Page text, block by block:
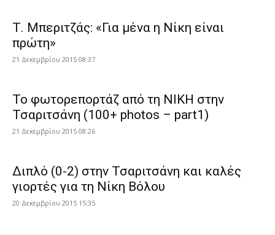
Τ. Μπεριτζάς: «Για μένα η Νίκη είναι
πρώτη»
21 Δεκεμβρίου 2015 08:37
Το φωτορεπορτάζ από τη ΝΙΚΗ στην
Τσαριτσάνη (100+ photos – part1)
21 Δεκεμβρίου 2015 08:26
Διπλό (0-2) στην Τσαριτσάνη και καλές
γιορτές για τη Νίκη Βόλου
20 Δεκεμβρίου 2015 15:35